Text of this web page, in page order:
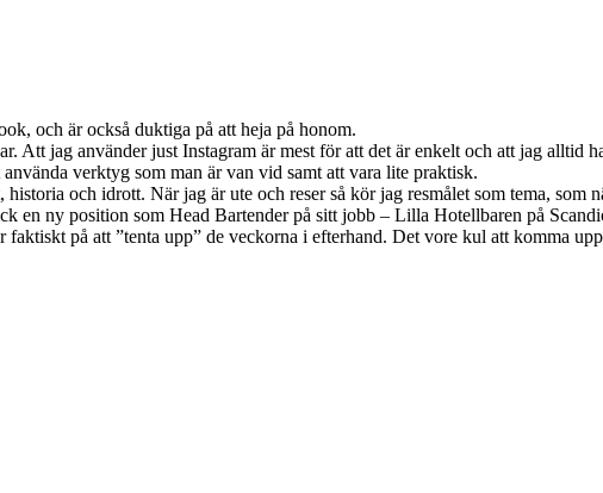
och är också duktiga på att heja på honom.
Att jag använder just Instagram är mest för att det är enkelt och att jag alltid
verktyg som man är van vid samt att vara lite praktisk.
och idrott. När jag är ute och reser så kör jag resmålet som tema, som
en ny position som Head Bartender på sitt jobb – Lilla Hotellbaren på
på att ”tenta upp” de veckorna i efterhand. Det vore kul att komma